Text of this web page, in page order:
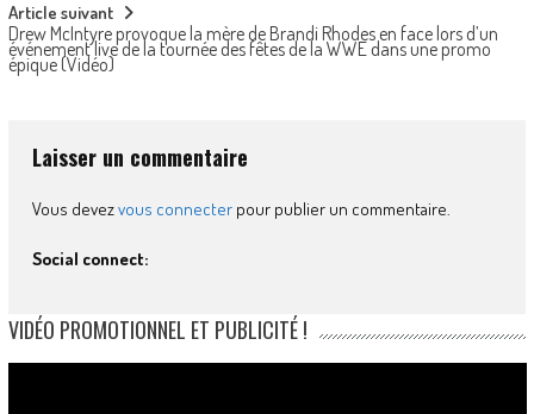
Article suivant
Drew McIntyre provoque la mère de Brandi Rhodes en face lors d’un
événement live de la tournée des fêtes de la WWE dans une promo
épique (Vidéo)
Laisser un commentaire
Vous devezvous connecterpour publier un commentaire.
Social connect:
VIDÉO PROMOTIONNEL ET PUBLICITÉ !